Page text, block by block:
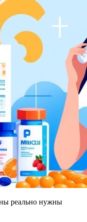
реально нужны